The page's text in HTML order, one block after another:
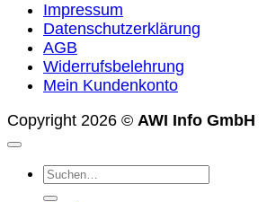
Impressum
Datenschutzerklärung
AGB
Widerrufsbelehrung
Mein Kundenkonto
Copyright 2026 © AWI Info GmbH
Suchen
nach: